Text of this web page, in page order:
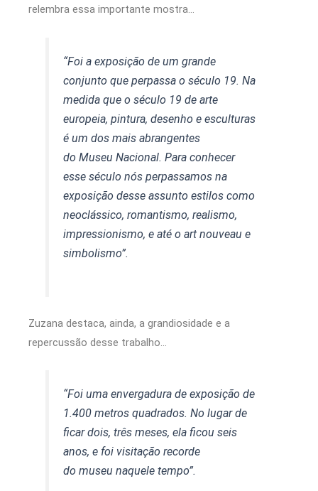
relembra essa importante mostra…
“Foi a exposição de um grande
conjunto que perpassa o século 19. Na
medida que o século 19 de arte
europeia, pintura, desenho e esculturas
é um dos mais abrangentes
do Museu Nacional. Para conhecer
esse século nós perpassamos na
exposição desse assunto estilos como
neoclássico, romantismo, realismo,
impressionismo, e até o art nouveau e
simbolismo”.
Zuzana destaca, ainda, a grandiosidade e a
repercussão desse trabalho…
“Foi uma envergadura de exposição de
1.400 metros quadrados. No lugar de
ficar dois, três meses, ela ficou seis
anos, e foi visitação recorde
do museu naquele tempo”.